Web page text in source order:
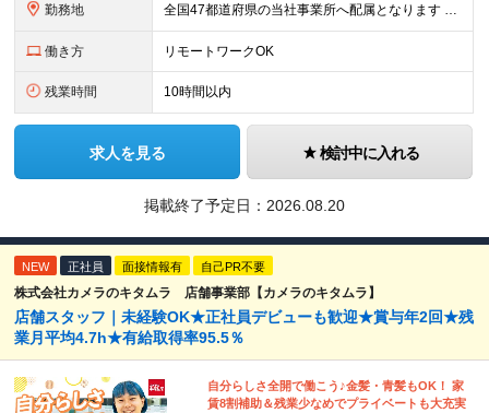
勤務地 全国47都道府県の当社事業所へ配属となります ※居住地や希望の勤務先を考慮します ※リモートワークOK／転勤なし ＜本社＞ 東京都台東区浅草橋1-1-8 FP浅草橋ビル (変更の範囲)上記を除く当
働き方 リモートワークOK
残業時間 10時間以内
求人を見る 検討中に入れる
掲載終了予定日： 2026.08.20
NEW 正社員 面接情報有 自己PR不要
株式会社カメラのキタムラ 店舗事業部【カメラのキタムラ】
店舗スタッフ｜未経験OK★正社員デビューも歓迎★賞与年2回★残
業月平均4.7h★有給取得率95.5％
自分らしさ全開で働こう♪金髪・青髪もOK！ 家
賃8割補助＆残業少なめでプライベートも大充実